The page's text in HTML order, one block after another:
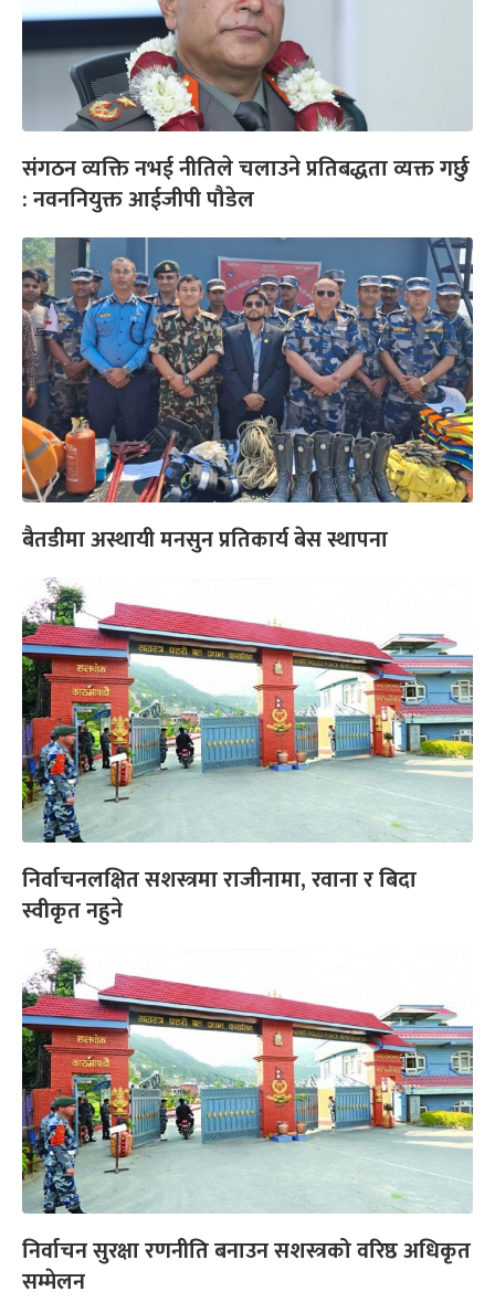
संगठन व्यक्ति नभई नीतिले चलाउने प्रतिबद्धता व्यक्त गर्छु
: नवननियुक्त आईजीपी पौडेल
बैतडीमा अस्थायी मनसुन प्रतिकार्य बेस स्थापना
निर्वाचनलक्षित सशस्त्रमा राजीनामा, रवाना र बिदा
स्वीकृत नहुने
निर्वाचन सुरक्षा रणनीति बनाउन सशस्त्रको वरिष्ठ अधिकृत
सम्मेलन